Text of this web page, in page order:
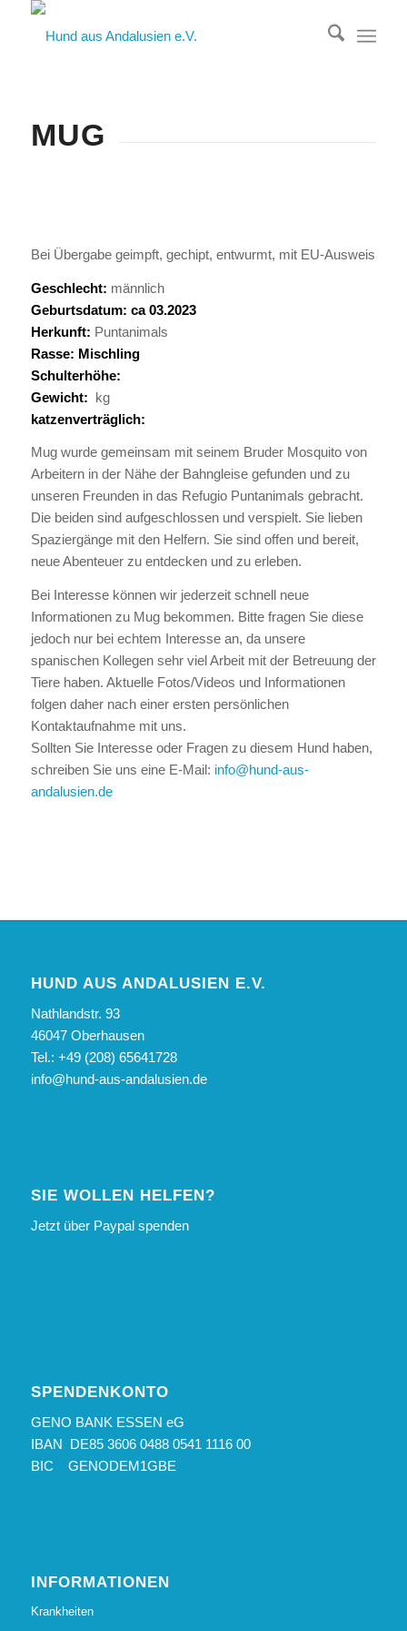
MUG
Bei Übergabe geimpft, gechipt, entwurmt, mit EU-Ausweis
Geschlecht: männlich
Geburtsdatum: ca 03.2023
Herkunft: Puntanimals
Rasse: Mischling
Schulterhöhe:
Gewicht: kg
katzenverträglich:
Mug wurde gemeinsam mit seinem Bruder Mosquito von
Arbeitern in der Nähe der Bahngleise gefunden und zu
unseren Freunden in das Refugio Puntanimals gebracht.
Die beiden sind aufgeschlossen und verspielt. Sie lieben
Spaziergänge mit den Helfern. Sie sind offen und bereit,
neue Abenteuer zu entdecken und zu erleben.
Bei Interesse können wir jederzeit schnell neue
Informationen zu Mug bekommen. Bitte fragen Sie diese
jedoch nur bei echtem Interesse an, da unsere
spanischen Kollegen sehr viel Arbeit mit der Betreuung der
Tiere haben. Aktuelle Fotos/Videos und Informationen
folgen daher nach einer ersten persönlichen
Kontaktaufnahme mit uns.
Sollten Sie Interesse oder Fragen zu diesem Hund haben,
schreiben Sie uns eine E-Mail: info@hund-aus-
andalusien.de
HUND AUS ANDALUSIEN E.V.
Nathlandstr. 93
46047 Oberhausen
Tel.: +49 (208) 65641728
info@hund-aus-andalusien.de
SIE WOLLEN HELFEN?
Jetzt über Paypal spenden
SPENDENKONTO
GENO BANK ESSEN eG
IBAN DE85 3606 0488 0541 1116 00
BIC GENODEM1GBE
INFORMATIONEN
Krankheiten